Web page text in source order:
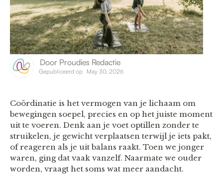
Door Proudies Redactie
Gepubliceerd op May 30, 2026
Coördinatie is het vermogen van je lichaam om
bewegingen soepel, precies en op het juiste moment
uit te voeren. Denk aan je voet optillen zonder te
struikelen, je gewicht verplaatsen terwijl je iets pakt,
of reageren als je uit balans raakt. Toen we jonger
waren, ging dat vaak vanzelf. Naarmate we ouder
worden, vraagt het soms wat meer aandacht.